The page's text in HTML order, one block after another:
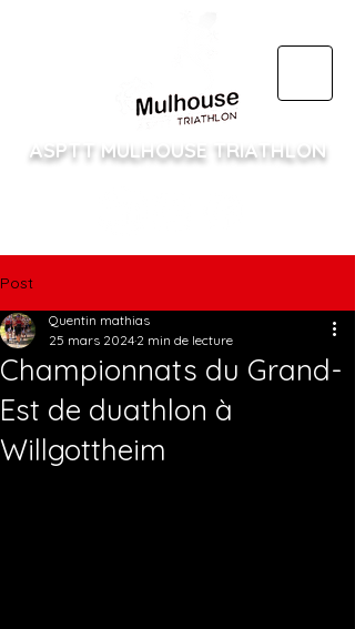
ASPTT MULHOUSE TRIATHLON
Post
Championnats du Grand-
Est de duathlon à
Willgottheim
Quentin mathias
25 mars 2024 2 min de lecture